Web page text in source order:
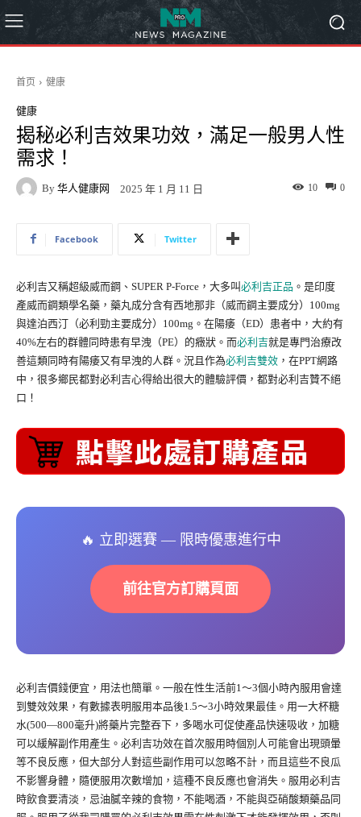
首页 健康
健康
揭秘必利吉效果功效，滿足一般男人性
需求！
By 华人健康网 2025 年 1 月 11 日 0
10
Facebook Twitter
必利吉又稱超級威而鋼、SUPER P-Force，大多叫必利吉正品 。是印度
產威而鋼類學名藥，藥丸成分含有西地那非（威而鋼主要成分）100mg
與達泊西汀（必利勁主要成分）100mg。在陽痿（ED）患者中，大約有
40%左右的群體同時患有早洩（PE）的癥狀。而必利吉就是專門治療改
善這類同時有陽痿又有早洩的人群。況且作為必利吉雙效 ，在PPT網路
中，很多鄉民都對必利吉心得給出很大的體驗評價，都對必利吉贊不絕
口！
🔥 立即選賽 — 限時優惠進行中
前往官方訂購頁面
必利吉價錢便宜，用法也簡單。一般在性生活前1～3個小時內服用會達
到雙效效果，有數據表明服用本品後1.5～3小時效果最佳。用一大杯糖
水(500—800毫升)將藥片完整吞下，多喝水可促使產品快速吸收，加糖
可以緩解副作用產生。必利吉功效在首次服用時個別人可能會出現頭暈
等不良反應，但大部分人對這些副作用可以忽略不計，而且這些不良瓜
不影響身體，隨便服用次數增加，這種不良反應也會消失。服用必利吉
時飲食要清淡，忌油膩辛辣的食物，不能喝酒，不能與亞硝酸類藥品同